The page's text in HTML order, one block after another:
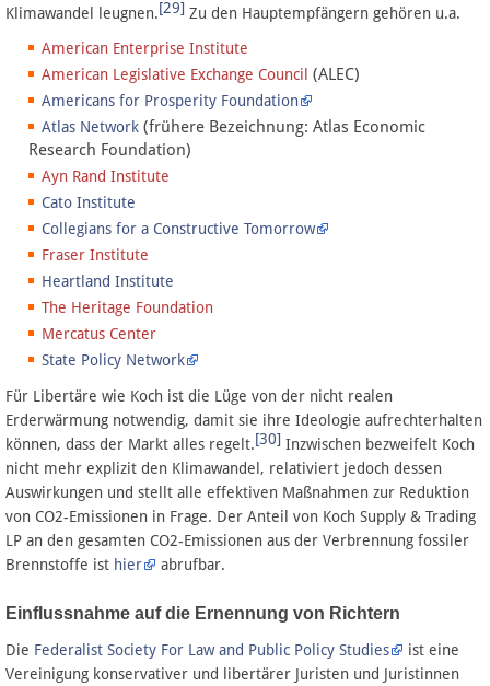
Klimawandel leugnen.[29] Zu den Hauptempfängern gehören u.a.
American Enterprise Institute
American Legislative Exchange Council (ALEC)
Americans for Prosperity Foundation
Atlas Network (frühere Bezeichnung: Atlas Economic
Research Foundation)
Ayn Rand Institute
Cato Institute
Collegians for a Constructive Tomorrow
Fraser Institute
Heartland Institute
The Heritage Foundation
Mercatus Center
State Policy Network
Für Libertäre wie Koch ist die Lüge von der nicht realen
Erderwärmung notwendig, damit sie ihre Ideologie aufrechterhalten
können, dass der Markt alles regelt.[30] Inzwischen bezweifelt Koch
nicht mehr explizit den Klimawandel, relativiert jedoch dessen
Auswirkungen und stellt alle effektiven Maßnahmen zur Reduktion
von CO2-Emissionen in Frage. Der Anteil von Koch Supply & Trading
LP an den gesamten CO2-Emissionen aus der Verbrennung fossiler
Brennstoffe ist hier abrufbar.
Einflussnahme auf die Ernennung von Richtern
Die Federalist Society For Law and Public Policy Studies
ist eine
Vereinigung konservativer und libertärer Juristen und Juristinnen